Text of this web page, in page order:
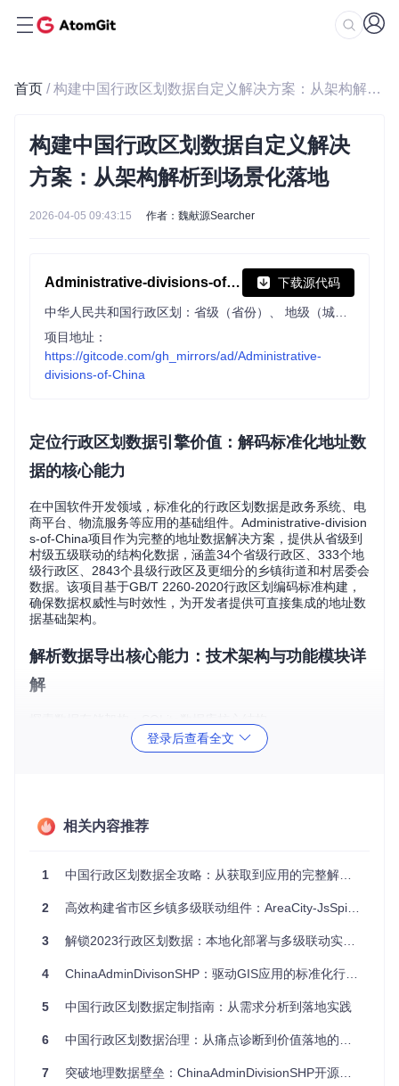
首页 / 构建中国行政区划数据自定义解决方案：从架构解析到场景化落地
构建中国行政区划数据自定义解决
方案：从架构解析到场景化落地
2026-04-05 09:43:15 作者：魏献源Searcher
Administrative-divisions-of-China 下载源代码
项目地址：
https://gitcode.com/gh_mirrors/ad/Administrative-
divisions-of-China
定位行政区划数据引擎价值：解码标准化地址数
据的核心能力
在中国软件开发领域，标准化的行政区划数据是政务系统、电
商平台、物流服务等应用的基础组件。Administrative-division
s-of-China项目作为完整的地址数据解决方案，提供从省级到
村级五级联动的结构化数据，涵盖34个省级行政区、333个地
级行政区、2843个县级行政区及更细分的乡镇街道和村居委会
数据。该项目基于GB/T 2260-2020行政区划编码标准构建，
确保数据权威性与时效性，为开发者提供可直接集成的地址数
据基础架构。
解析数据导出核心能力：技术架构与功能模块详
解
项目采用SQLite数据库作为数据存储引擎，将行政区划数据组
import sqlite3
"""探索行政区划数据库表结构"""
    cursor = conn.cursor()
# 获取所有表名
    cursor.execute(
"SELECT name FROM sqlite_master
    tables = cursor.fetchall()
    structure = {}
for table in tables:
        table_name = table[
0
]
        cursor.execute(
f"PRAGMA table_info({table_name}
        structure[table_name] = [col[
1] for col in
登录后查看全文
相关内容推荐
1 中国行政区划数据全攻略：从获取到应用的完整解决方案
2 高效构建省市区乡镇多级联动组件：AreaCity-JsSpider-StatsGov全流程解决方案
3 解锁2023行政区划数据：本地化部署与多级联动实战指南
4 ChinaAdminDivisonSHP：驱动GIS应用的标准化行政区划数据解决方案
5 中国行政区划数据定制指南：从需求分析到落地实践
6 中国行政区划数据治理：从痛点诊断到价值落地的全流程解决方案
7 突破地理数据壁垒：ChinaAdminDivisionSHP开源解决方案的革新实践